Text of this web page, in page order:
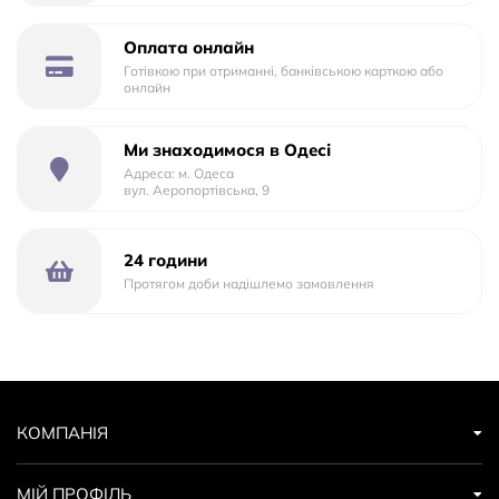
любителів комфорту та затишку!
Оплата онлайн
Готівкою при отриманні, банківською карткою або
онлайн
Ми знаходимося в Одесі
Адреса: м. Одеса
вул. Аеропортівська, 9
24 години
Протягом доби надішлемо замовлення
КОМПАНІЯ
МІЙ ПРОФІЛЬ